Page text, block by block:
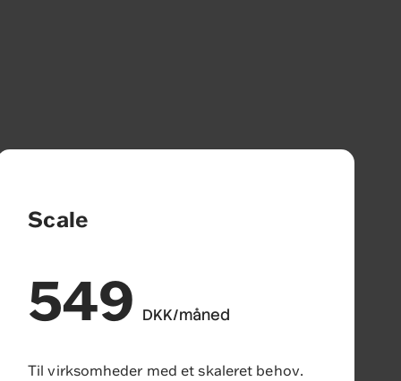
Scale
549 DKK/måned
Til virksomheder med et skaleret behov.